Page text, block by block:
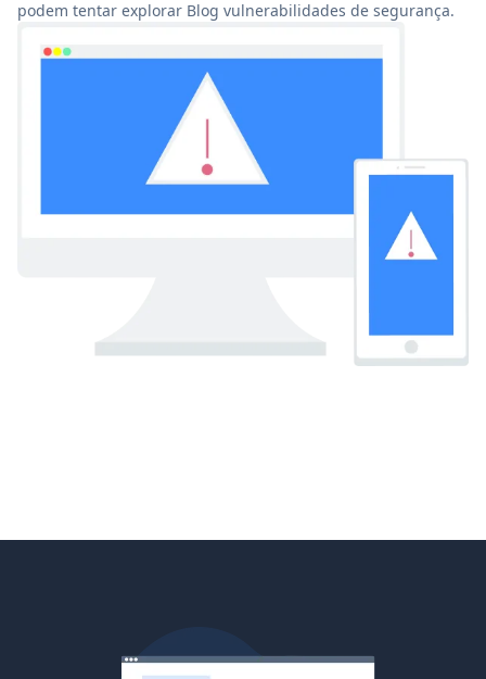
podem tentar explorar Blog vulnerabilidades de segurança.